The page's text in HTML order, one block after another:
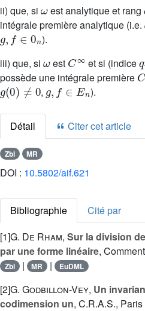
ii) que, si
est analytique et rang
intégrale première analytique (i.e.
g,f∈0n
).
iii) que, si
est et si (indice
possède une intégrale première
C
g(0)≠0
,
g,∈En
).
Détail Citer cet article
Zbl MR
DOI : 10.5802/aif.621
Bibliographie
Cité par
[1]G. De Rham, Sur la division
par une forme linéaire,
Zbl | MR | EuDML
[2]G. Godbillon-Vey, Un
codimension un, C.R.A.S.,